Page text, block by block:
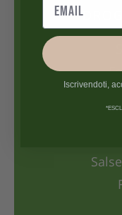
Iscrivendoti,